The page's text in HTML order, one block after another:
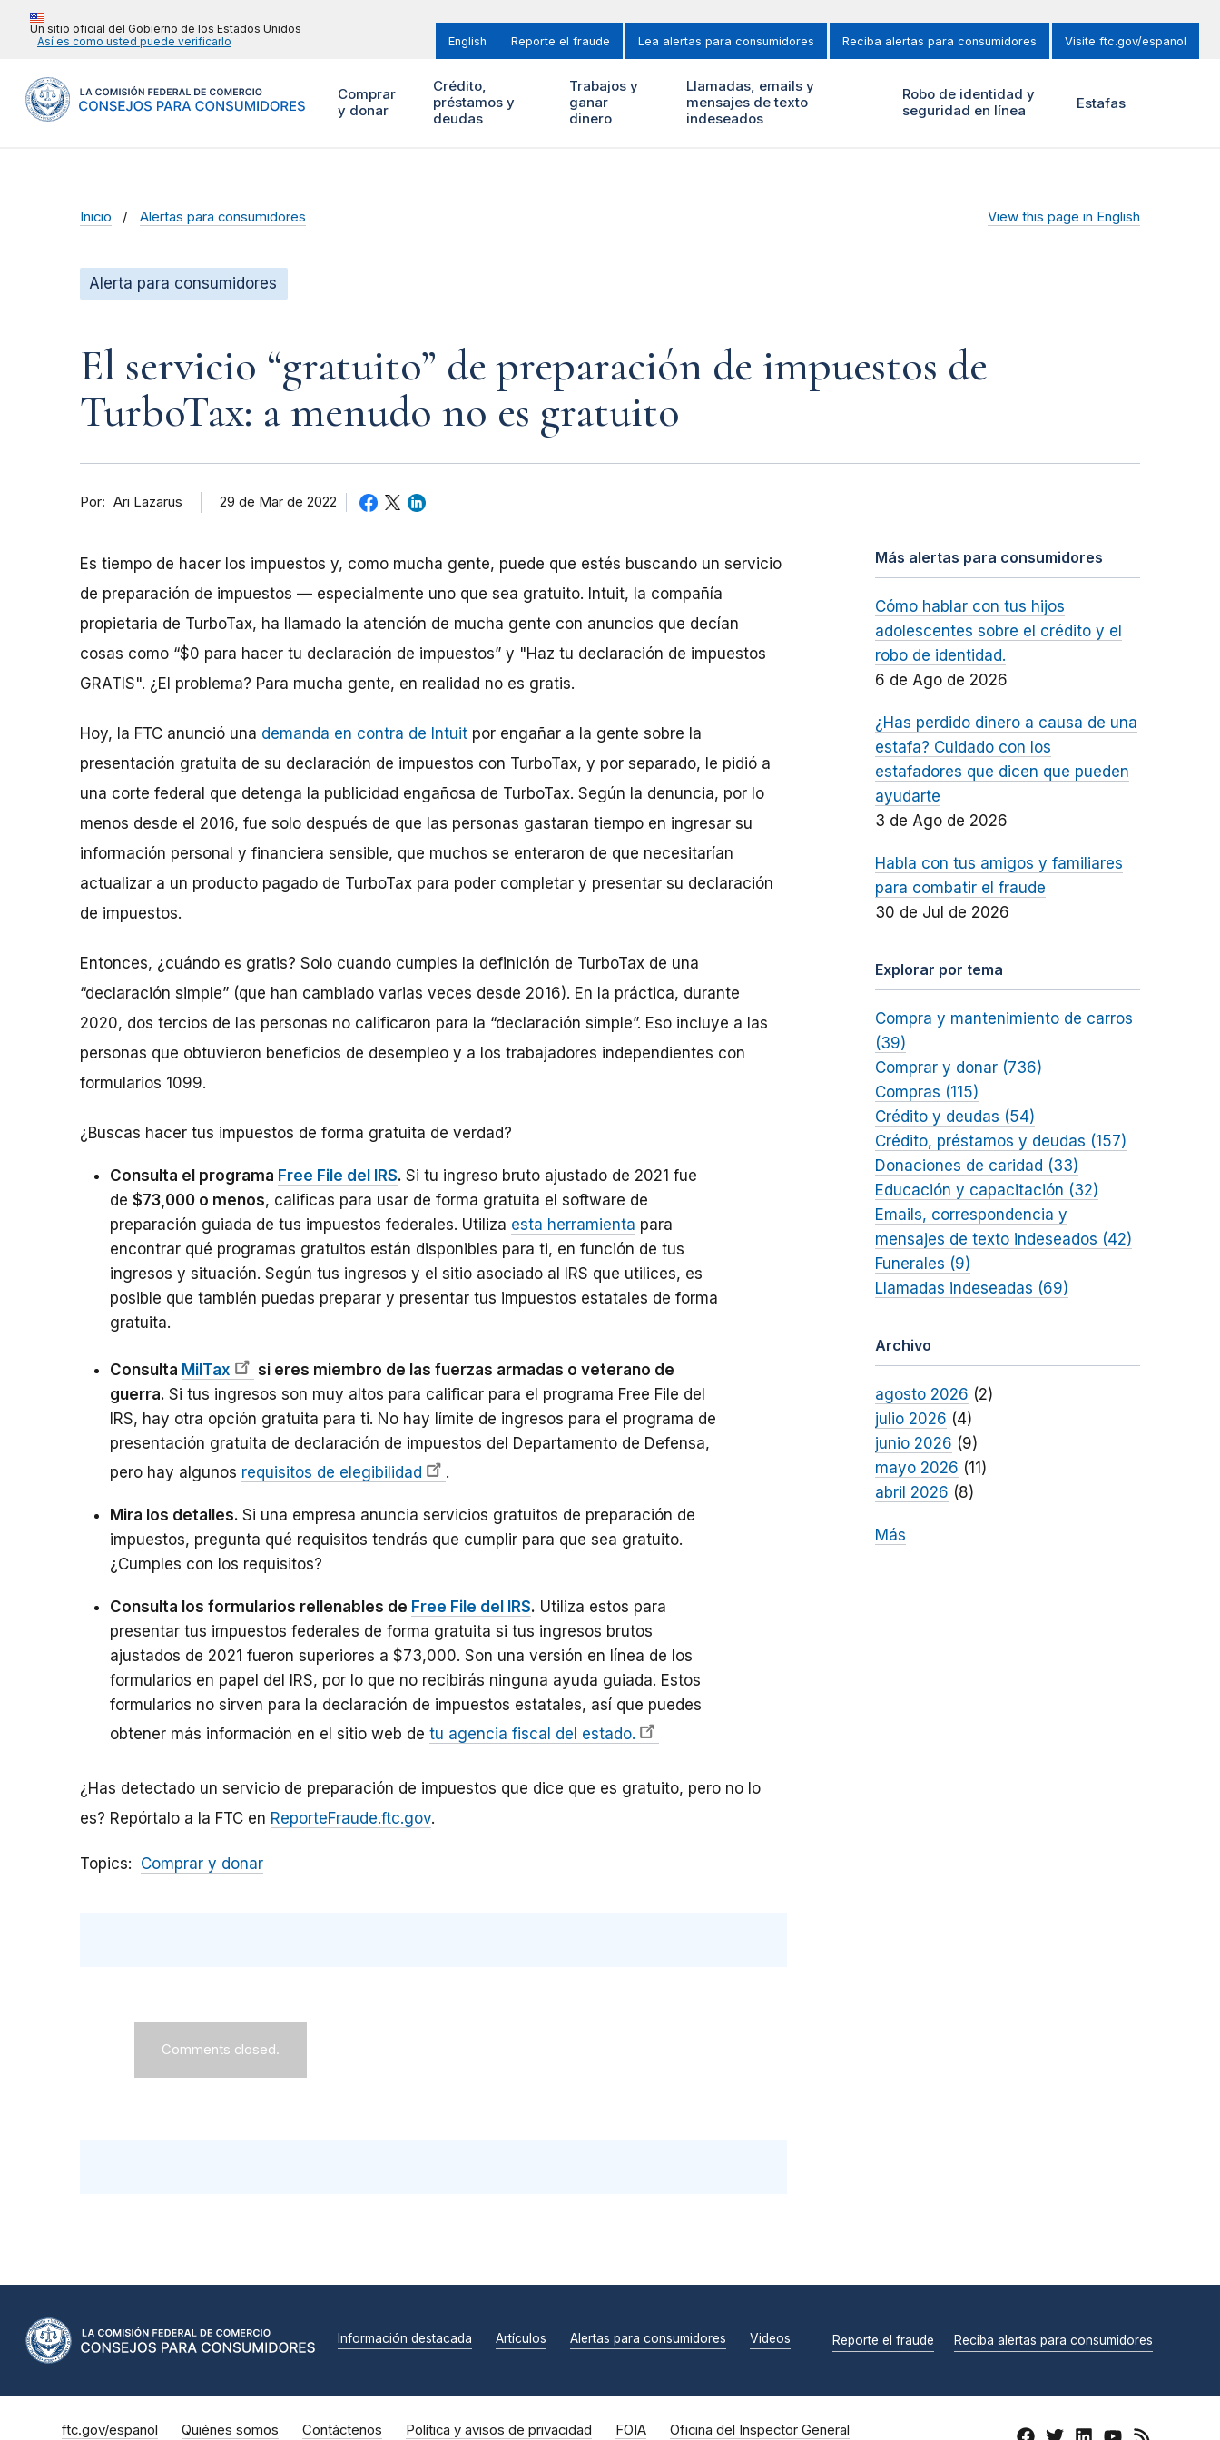
Un sitio oficial del Gobierno de los Estados Unidos
Así es como usted puede verificarlo
English Reporte el fraude Lea alertas para consumidores Reciba alertas para consumidores Visite ftc.gov/espanol
Comprar
y donar
Crédito,
préstamos y
deudas
Trabajos y
ganar
dinero
Llamadas, emails y
mensajes de texto
indeseados
Robo de identidad y
seguridad en línea
Estafas
Inicio Alertas para consumidores View this page in English
Alerta para consumidores
El servicio “gratuito” de preparación de impuestos de
TurboTax: a menudo no es gratuito
Por Ari Lazarus 29 de Mar de 2022
Es tiempo de hacer los impuestos y, como mucha gente, puede que estés buscando un servicio
de preparación de impuestos — especialmente uno que sea gratuito. Intuit, la compañía
propietaria de TurboTax, ha llamado la atención de mucha gente con anuncios que decían
cosas como “$0 para hacer tu declaración de impuestos” y "Haz tu declaración de impuestos
GRATIS". ¿El problema? Para mucha gente, en realidad no es gratis.
Hoy, la FTC anunció una demanda en contra de Intuit por engañar a la gente sobre la
presentación gratuita de su declaración de impuestos con TurboTax, y por separado, le pidió a
una corte federal que detenga la publicidad engañosa de TurboTax. Según la denuncia, por lo
menos desde el 2016, fue solo después de que las personas gastaran tiempo en ingresar su
información personal y financiera sensible, que muchos se enteraron de que necesitarían
actualizar a un producto pagado de TurboTax para poder completar y presentar su declaración
de impuestos.
Entonces, ¿cuándo es gratis? Solo cuando cumples la definición de TurboTax de una
“declaración simple” (que han cambiado varias veces desde 2016). En la práctica, durante
2020, dos tercios de las personas no calificaron para la “declaración simple”. Eso incluye a las
personas que obtuvieron beneficios de desempleo y a los trabajadores independientes con
formularios 1099.
¿Buscas hacer tus impuestos de forma gratuita de verdad?
Consulta el programa Free File del IRS. Si tu ingreso bruto ajustado de 2021 fue
de $73,000 o menos, calificas para usar de forma gratuita el software de
preparación guiada de tus impuestos federales. Utiliza esta herramienta para
encontrar qué programas gratuitos están disponibles para ti, en función de tus
ingresos y situación. Según tus ingresos y el sitio asociado al IRS que utilices, es
posible que también puedas preparar y presentar tus impuestos estatales de forma
gratuita.
Consulta MilTax
si eres miembro de las fuerzas armadas o veterano de
guerra. Si tus ingresos son muy altos para calificar para el programa Free File del
IRS, hay otra opción gratuita para ti. No hay límite de ingresos para el programa de
presentación gratuita de declaración de impuestos del Departamento de Defensa,
pero hay algunos requisitos de elegibilidad .
Mira los detalles. Si una empresa anuncia servicios gratuitos de preparación de
impuestos, pregunta qué requisitos tendrás que cumplir para que sea gratuito.
¿Cumples con los requisitos?
Consulta los formularios rellenables de Free File del IRS. Utiliza estos para
presentar tus impuestos federales de forma gratuita si tus ingresos brutos
ajustados de 2021 fueron superiores a $73,000. Son una versión en línea de los
formularios en papel del IRS, por lo que no recibirás ninguna ayuda guiada. Estos
formularios no sirven para la declaración de impuestos estatales, así que puedes
obtener más información en el sitio web de tu agencia fiscal del estado.
¿Has detectado un servicio de preparación de impuestos que dice que es gratuito, pero no lo
es? Repórtalo a la FTC en ReporteFraude.ftc.gov.
Topics Comprar y donar
Comments closed.
Más alertas para consumidores
Cómo hablar con tus hijos
adolescentes sobre el crédito y el
robo de identidad.
6 de Ago de 2026
¿Has perdido dinero a causa de una
estafa? Cuidado con los
estafadores que dicen que pueden
ayudarte
3 de Ago de 2026
Habla con tus amigos y familiares
para combatir el fraude
30 de Jul de 2026
Explorar por tema
Compra y mantenimiento de carros
(39)
Comprar y donar (736)
Compras (115)
Crédito y deudas (54)
Crédito, préstamos y deudas (157)
Donaciones de caridad (33)
Educación y capacitación (32)
Emails, correspondencia y
mensajes de texto indeseados (42)
Funerales (9)
Llamadas indeseadas (69)
Archivo
agosto 2026 (2)
julio 2026 (4)
junio 2026 (9)
mayo 2026 (11)
abril 2026 (8)
Más
Información destacada Artículos Alertas para consumidores Videos Reporte el fraude Reciba alertas para consumidores
ftc.gov/espanol Quiénes somos Contáctenos Política y avisos de privacidad FOIA Oficina del Inspector General